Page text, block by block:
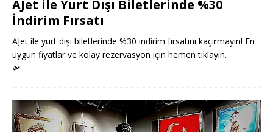
AJet ile Yurt Dışı Biletlerinde %30
İndirim Fırsatı
AJet ile yurt dışı biletlerinde %30 indirim fırsatını kaçırmayın! En
uygun fiyatlar ve kolay rezervasyon için hemen tıklayın.
🛫